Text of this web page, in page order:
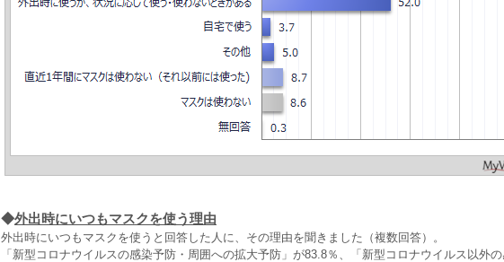
◆外出時にいつもマスクを使う理由
外出時にいつもマスクを使うと回答した人に、その理由を聞きました（複数回答）。
「新型コロナウイルスの感染予防・周囲への拡大予防」が83.8％、「新型コロナウイルス以外の